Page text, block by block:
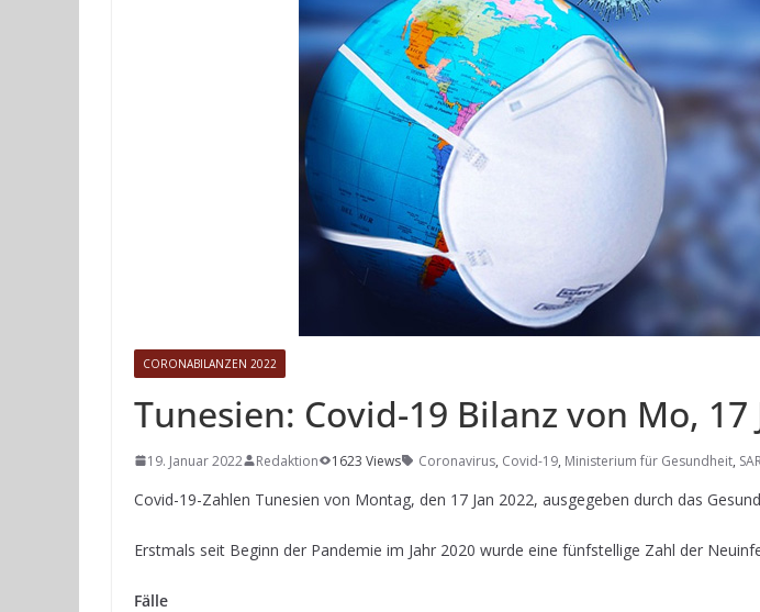
CORONABILANZEN 2022
Tunesien: Covid-19 Bilanz von Mo, 17
19. Januar 2022 Redaktion 1623 Views Coronavirus, Covid-19, Ministerium für Gesundheit,
Covid-19-Zahlen Tunesien von Montag, den 17 Jan 2022, ausgegeben durch das
Erstmals seit Beginn der Pandemie im Jahr 2020 wurde eine fünfstellige Zahl der
Fälle